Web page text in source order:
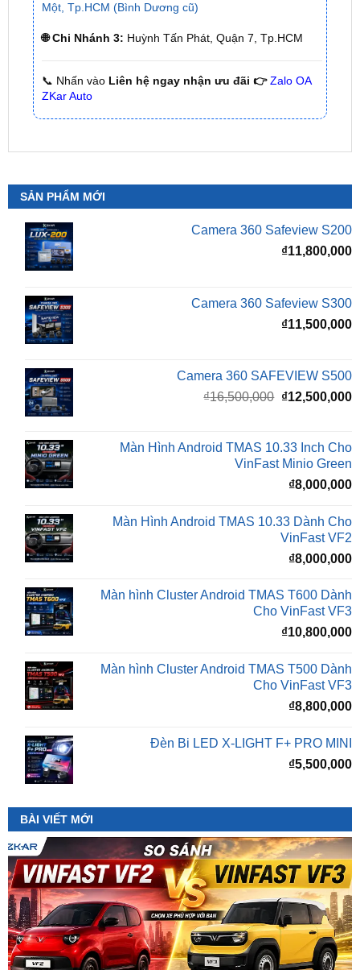
Một, Tp.HCM (Bình Dương cũ)
🌐 Chi Nhánh 3: Huỳnh Tấn Phát, Quận 7, Tp.HCM
📞 Nhấn vàoLiên hệ ngay nhận ưu đãi 👉 Zalo OA
ZKar Auto
SẢN PHẨM MỚI
Camera 360 Safeview S200
₫11,800,000
Camera 360 Safeview S300
₫11,500,000
Camera 360 SAFEVIEW S500
₫16,500,000 Giá
₫16,500,000.
₫12,500,000
Màn Hình Android TMAS 10.33 Inch Cho
VinFast Minio Green
₫8,000,000
Màn Hình Android TMAS 10.33 Dành Cho
VinFast VF2
₫8,000,000
Màn hình Cluster Android TMAS T600 Dành
Cho VinFast VF3
₫10,800,000
Màn hình Cluster Android TMAS T500 Dành
Cho VinFast VF3
₫8,800,000
Đèn Bi LED X-LIGHT F+ PRO MINI
₫5,500,000
BÀI VIẾT MỚI